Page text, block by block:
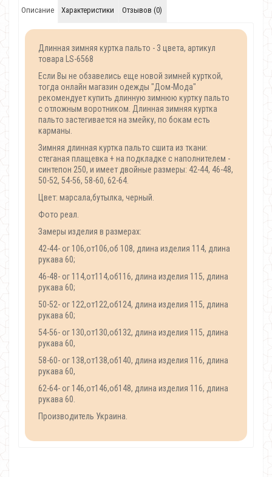
Описание Характеристики Отзывов (0)
Длинная зимняя куртка пальто - 3 цвета, артикул
товара LS-6568
Если Вы не обзавелись еще новой зимней курткой,
тогда онлайн магазин одежды "Дом-Мода"
рекомендует купить длинную зимнюю куртку пальто
с отложным воротником. Длинная зимняя куртка
пальто застегивается на змейку, по бокам есть
карманы.
Зимняя длинная куртка пальто сшита из ткани:
стеганая плащевка + на подкладке с наполнителем -
синтепон 250, и имеет двойные размеры: 42-44, 46-48,
50-52, 54-56, 58-60, 62-64.
Цвет: марсала,бутылка, черный.
Фото реал.
Замеры изделия в размерах:
42-44- ог 106,от106,об 108, длина изделия 114, длина
рукава 60;
46-48- ог 114,от114,об116, длина изделия 115, длина
рукава 60;
50-52- ог 122,от122,об124, длина изделия 115, длина
рукава 60;
54-56- ог 130,от130,об132, длина изделия 115, длина
рукава 60,
58-60- ог 138,от138,об140, длина изделия 116, длина
рукава 60,
62-64- ог 146,от146,об148, длина изделия 116, длина
рукава 60.
Производитель Украина.